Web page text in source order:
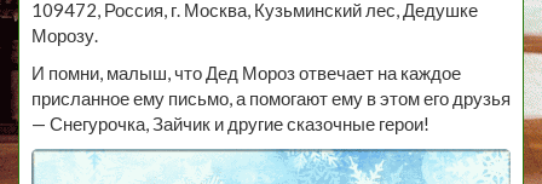
109472, Россия, г. Москва, Кузьминский лес, Дедушке
Морозу.
И помни, малыш, что Дед Мороз отвечает на каждое
присланное ему письмо, а помогают ему в этом его друзья
— Снегурочка, Зайчик и другие сказочные герои!